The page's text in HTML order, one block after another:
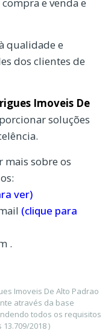
qualidade e
dos clientes de
Imoveis De
soluções
mais sobre os
ver)
(clique para
.
Imoveis De Alto Padrao
através da base
todos os requisitos
2018 )